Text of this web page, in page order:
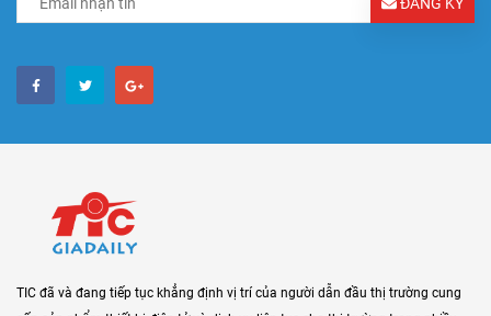
TIC đã và đang tiếp tục khẳng định vị trí của người dẫn đầu thị trường cung